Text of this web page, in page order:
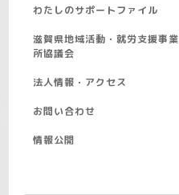
わたしのサポートファイル
滋賀県地域活動・就労支援事業
所協議会
法人情報・アクセス
お問い合わせ
情報公開